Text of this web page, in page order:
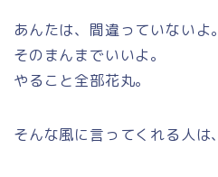
あんたは、間違っていないよ。
そのまんまでいいよ。
やること全部花丸。
そんな風に言ってくれる人は、